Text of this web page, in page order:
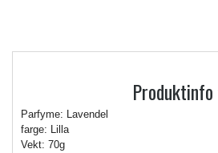
Produktinfo
Parfyme: Lavendel
farge: Lilla
Vekt: 70g